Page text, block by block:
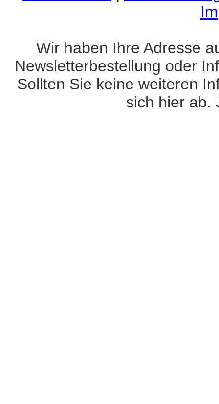
Wir haben Ihre Adresse
Newsletterbestellung oder
Sollten Sie keine weiteren
sich hier ab.